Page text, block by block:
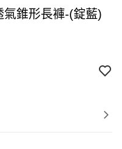
氣錐形長褲-(錠藍)